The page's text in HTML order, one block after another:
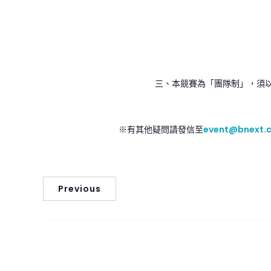
三、本競賽為「團隊制」，須
※有其他疑問請發信至
Previous